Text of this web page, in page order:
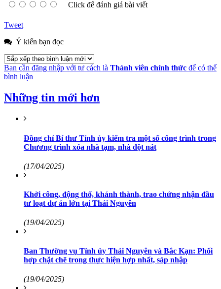
Click để đánh giá bài viết
Tweet
Ý kiến bạn đọc
Bạn cần đăng nhập với tư cách là Thành viên chính thức để có thể
bình luận
Những tin mới hơn
Đồng chí Bí thư Tỉnh ủy kiểm tra một số công trình trong
Chương trình xóa nhà tạm, nhà dột nát
(17/04/2025)
Khởi công, động thổ, khánh thành, trao chứng nhận đầu
tư loạt dự án lớn tại Thái Nguyên
(19/04/2025)
Ban Thường vụ Tỉnh ủy Thái Nguyên và Bắc Kạn: Phối
hợp chặt chẽ trong thực hiện hợp nhất, sáp nhập
(19/04/2025)